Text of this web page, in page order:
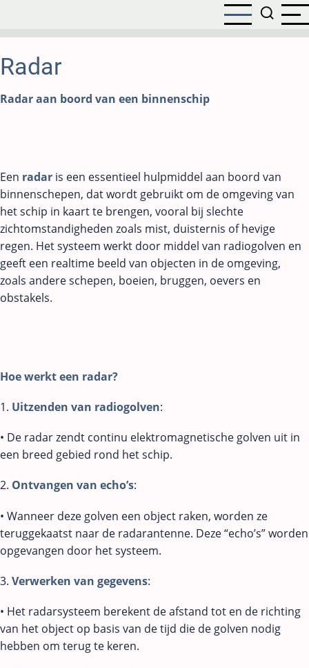
de
inhoud
gaan
Radar
Radar aan boord van een binnenschip
Een radar is een essentieel hulpmiddel aan boord van
binnenschepen, dat wordt gebruikt om de omgeving van
het schip in kaart te brengen, vooral bij slechte
zichtomstandigheden zoals mist, duisternis of hevige
regen. Het systeem werkt door middel van radiogolven en
geeft een realtime beeld van objecten in de omgeving,
zoals andere schepen, boeien, bruggen, oevers en
obstakels.
Hoe werkt een radar?
1. Uitzenden van radiogolven:
• De radar zendt continu elektromagnetische golven uit in
een breed gebied rond het schip.
2. Ontvangen van echo’s:
• Wanneer deze golven een object raken, worden ze
teruggekaatst naar de radarantenne. Deze “echo’s” worden
opgevangen door het systeem.
3. Verwerken van gegevens:
• Het radarsysteem berekent de afstand tot en de richting
van het object op basis van de tijd die de golven nodig
hebben om terug te keren.